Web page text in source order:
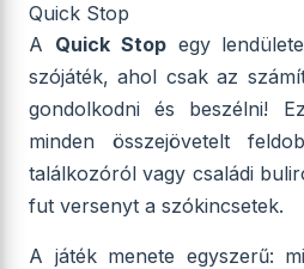
Quick Stop
A Quick Stopegy
szójáték, ahol csak az
gondolkodni és beszélni!
minden összejövetelt
találkozóról vagy családi
fut versenyt a szókincsetek.
A játék menete egyszerű: